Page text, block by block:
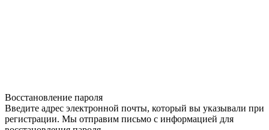
Восстановление пароля
Введите адрес электронной почты, который вы указывали при
регистрации. Мы отправим письмо с информацией для